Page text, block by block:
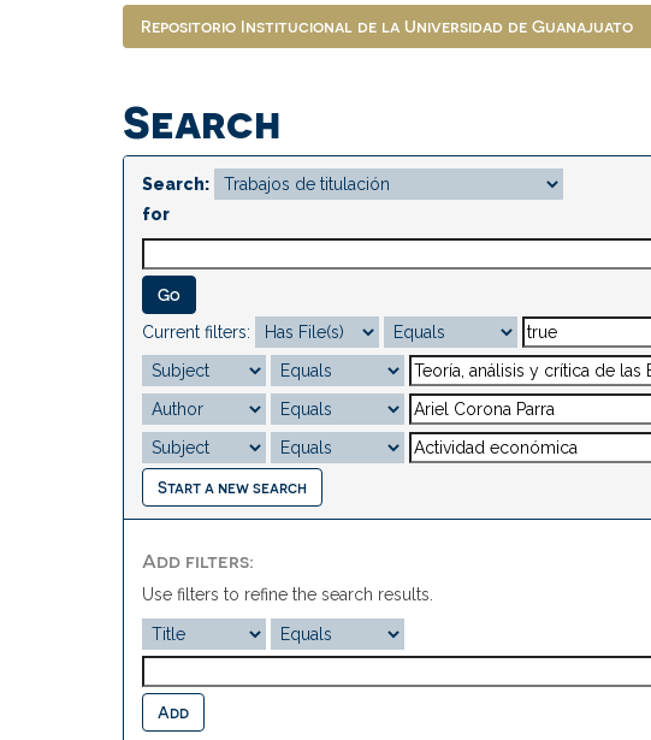
Repositorio Institucional de la Universidad de Guanajuato
Search
Search:
for
Current filters:
Start a new search
Add filters:
Use filters to refine the search results.